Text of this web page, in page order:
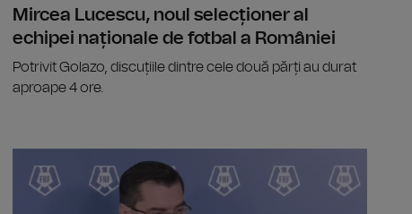
Mircea Lucescu, noul selecționer al
echipei naționale de fotbal a României
Potrivit Golazo, discuțiile dintre cele două părți au durat
aproape 4 ore.
Iordănescu, fostul selecționer al naționalei de fotbal: Pe